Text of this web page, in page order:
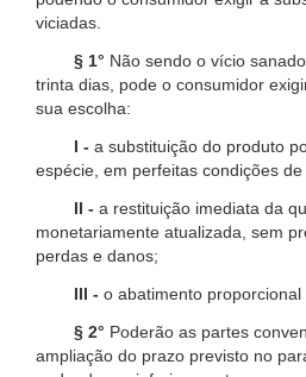
viciadas.
§ 1° Não sendo o vício
trinta dias, pode o consumidor
sua escolha:
I - a substituição do produto
espécie, em perfeitas condições de
II - a restituição imediata da
monetariamente atualizada, sem
perdas e danos;
III - o abatimento proporcional
§ 2° Poderão as partes
ampliação do prazo previsto no